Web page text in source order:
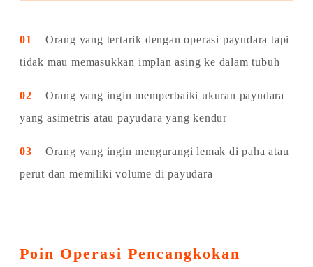
01
Orang yang tertarik dengan operasi payudara tapi
tidak mau memasukkan implan asing ke dalam tubuh
02 Orang yang ingin memperbaiki ukuran payudara
yang asimetris atau payudara yang kendur
03 Orang yang ingin mengurangi lemak di paha atau
perut dan memiliki volume di payudara
Poin Operasi Pencangkokan